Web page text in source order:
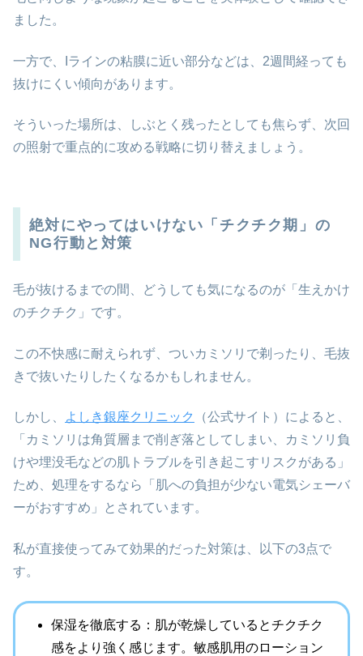
ました。
一方で、Iラインの粘膜に近い部分などは、2週間経っても
抜けにくい傾向があります。
そういった場所は、しぶとく残ったとしても焦らず、次回
の照射で重点的に攻める戦略に切り替えましょう。
絶対にやってはいけない「チクチク期」の
NG行動と対策
毛が抜けるまでの間、どうしても気になるのが「生えかけ
のチクチク」です。
この不快感に耐えられず、ついカミソリで剃ったり、毛抜
きで抜いたりしたくなるかもしれません。
しかし、 よしき銀座クリニック
（公式サイト）によると、
「カミソリは角質層まで削ぎ落としてしまい、カミソリ負
けや埋没毛などの肌トラブルを引き起こすリスクがある」
ため、処理をするなら「肌への負担が少ない電気シェーバ
ーがおすすめ」とされています。
私が直接使ってみて効果的だった対策は、以下の3点で
す。
保湿を徹底する：肌が乾燥しているとチクチク
感をより強く感じます。敏感肌用のローション